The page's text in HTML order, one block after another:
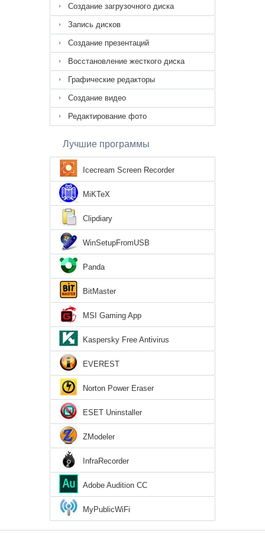
Создание загрузочного диска
Запись дисков
Создание презентаций
Восстановление жесткого диска
Графические редакторы
Создание видео
Редактирование фото
Лучшие программы
Icecream Screen Recorder
MiKTeX
Clipdiary
WinSetupFromUSB
Panda
BitMaster
MSI Gaming App
Kaspersky Free Antivirus
EVEREST
Norton Power Eraser
ESET Uninstaller
ZModeler
InfraRecorder
Adobe Audition CC
MyPublicWiFi